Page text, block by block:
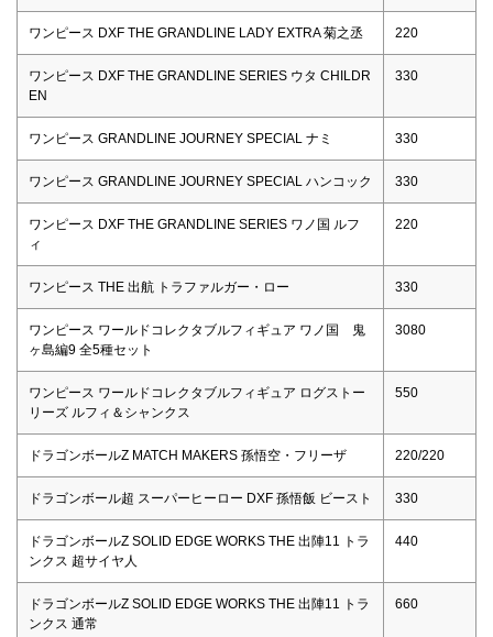
ワンピース DXF THE GRANDLINE LADY EXTRA 菊之丞 220
ワンピース DXF THE GRANDLINE SERIES ウタ CHILDR
EN
330
ワンピース GRANDLINE JOURNEY SPECIAL ナミ 330
ワンピース GRANDLINE JOURNEY SPECIAL ハンコック 330
ワンピース DXF THE GRANDLINE SERIES ワノ国 ルフ
ィ
220
ワンピース THE 出航 トラファルガー・ロー 330
ワンピース ワールドコレクタブルフィギュア ワノ国 鬼
ヶ島編9 全5種セット
3080
ワンピース ワールドコレクタブルフィギュア ログストー
リーズ ルフィ＆シャンクス
550
ドラゴンボールZ MATCH MAKERS 孫悟空・フリーザ 220/220
ドラゴンボール超 スーパーヒーロー DXF 孫悟飯 ビースト 330
ドラゴンボールZ SOLID EDGE WORKS THE 出陣11 トラ
ンクス 超サイヤ人
440
ドラゴンボールZ SOLID EDGE WORKS THE 出陣11 トラ
ンクス 通常
660